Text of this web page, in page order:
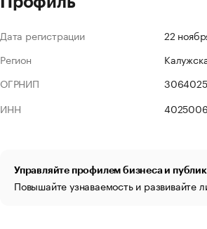
Дата регистрации
22
Регион
ОГРНИП
ИНН
Управляйте профилем бизнеса и
Повышайте узнаваемость и развивайте